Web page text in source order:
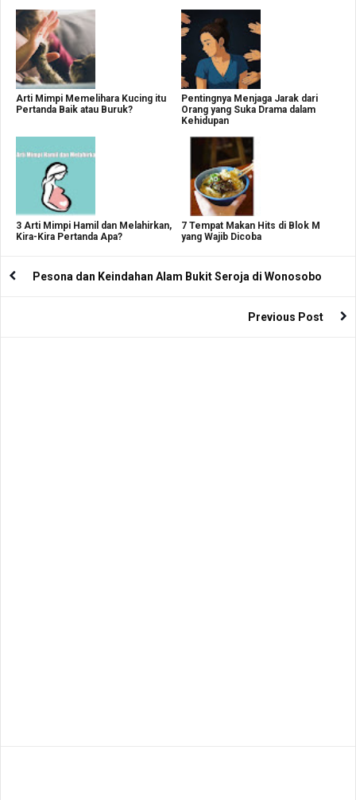
Arti Mimpi Memelihara Kucing itu
Pertanda Baik atau Buruk?
Pentingnya Menjaga Jarak dari
Orang yang Suka Drama dalam
Kehidupan
3 Arti Mimpi Hamil dan Melahirkan,
Kira-Kira Pertanda Apa?
7 Tempat Makan Hits di Blok M
yang Wajib Dicoba
Pesona dan Keindahan Alam Bukit Seroja di Wonosobo
Previous Post